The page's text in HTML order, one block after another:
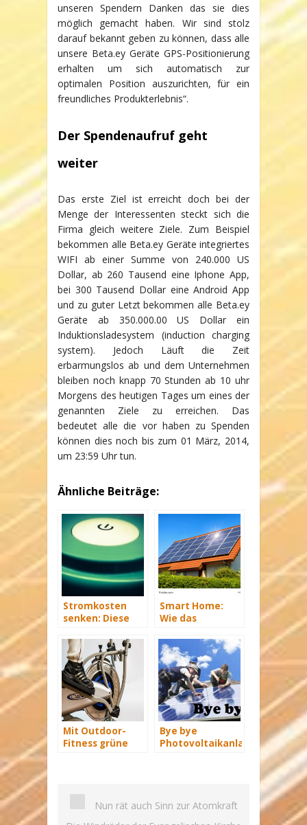
unseren Spendern Danken das sie dies
möglich gemacht haben. Wir sind stolz
darauf bekannt geben zu können, dass alle
unsere Beta.ey Geräte GPS-Positionierung
erhalten um sich automatisch zur
optimalen Position auszurichten, für ein
freundliches Produkterlebnis“.
Der Spendenaufruf geht
weiter
Das erste Ziel ist erreicht doch bei der
Menge der Interessenten steckt sich die
Firma gleich weitere Ziele. Zum Beispiel
bekommen alle Beta.ey Geräte integriertes
WIFI ab einer Summe von 240.000 US
Dollar, ab 260 Tausend eine Iphone App,
bei 300 Tausend Dollar eine Android App
und zu guter Letzt bekommen alle Beta.ey
Geräte ab 350.000.00 US Dollar ein
Induktionsladesystem (induction charging
system). Jedoch Läuft die Zeit
erbarmungslos ab und dem Unternehmen
bleiben noch knapp 70 Stunden ab 10 uhr
Morgens des heutigen Tages um eines der
genannten Ziele zu erreichen. Das
bedeutet alle die vor haben zu Spenden
können dies noch bis zum 01 März, 2014,
um 23:59 Uhr tun.
Ähnliche Beiträge:
Stromkosten
senken: Diese
gibt es
Smart Home:
Wie das
Zuhause beim
Energiesparen
hilft
Mit Outdoor-
Fitness grüne
Bye bye
Photovoltaikanlage
Nun rät auch Sinn zur Atomkraft